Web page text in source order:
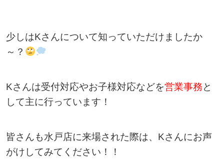
少しはKさんについて知っていただけましたか
～？
Kさんは受付対応やお子様対応などを営業事務と
して主に行っています！
皆さんも水戸店に来場された際は、Kさんにお声
がけしてみてください！！